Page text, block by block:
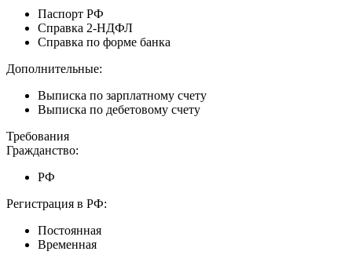
Паспорт РФ
Справка 2-НДФЛ
Справка по форме банка
Дополнительные:
Выписка по зарплатному счету
Выписка по дебетовому счету
Требования
Гражданство:
РФ
Регистрация в РФ:
Постоянная
Временная